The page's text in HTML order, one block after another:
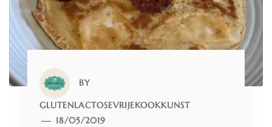
BY
GLUTENLACTOSEVRIJEKOOKKUNST
18/05/2019